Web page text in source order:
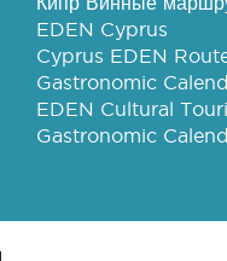
EDEN Cyprus
Cyprus EDEN
Gastronomic
EDEN Cultural
Gastronomic